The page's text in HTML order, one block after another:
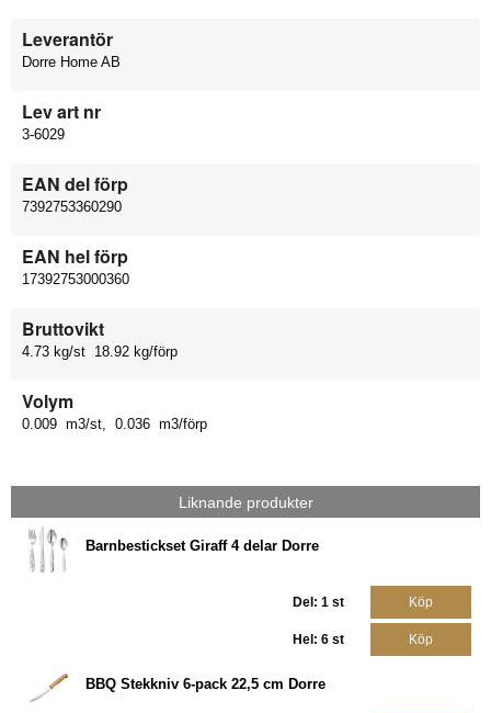
Leverantör
Dorre Home AB
Lev art nr
3-6029
EAN del förp
7392753360290
EAN hel förp
17392753000360
Bruttovikt
4.73 kg/st 18.92 kg/förp
Volym
0.009 m3/st, 0.036 m3/förp
Liknande produkter
Barnbestickset Giraff 4 delar Dorre
Del: 1 st Köp
Hel: 6 st Köp
BBQ Stekkniv 6-pack 22,5 cm Dorre